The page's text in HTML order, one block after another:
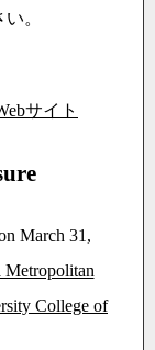
。
サイト
March 31,
Metropolitan
College of